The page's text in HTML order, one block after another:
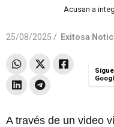
Acusan a
25/08/2025 / Exitosa
A través de un video